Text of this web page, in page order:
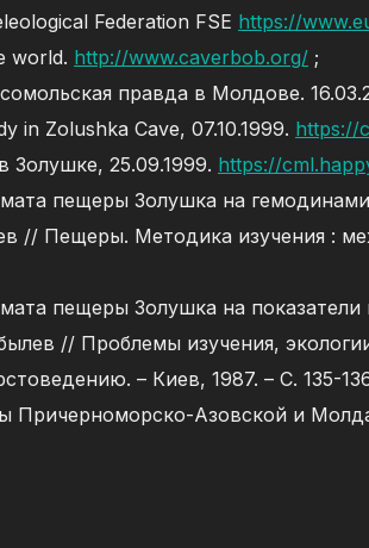
Federation FSE https://
world. http://www.caverbob.org/ ;
правда в Молдове.
in Zolushka Cave, 07.10.1999. https://
Золушке, 25.09.1999. https://
пещеры Золушка на
// Пещеры. Методика изучения :
пещеры Золушка на
// Проблемы изучения,
– Киев, 1987. – С. 135-
Причерноморско-Азовской и